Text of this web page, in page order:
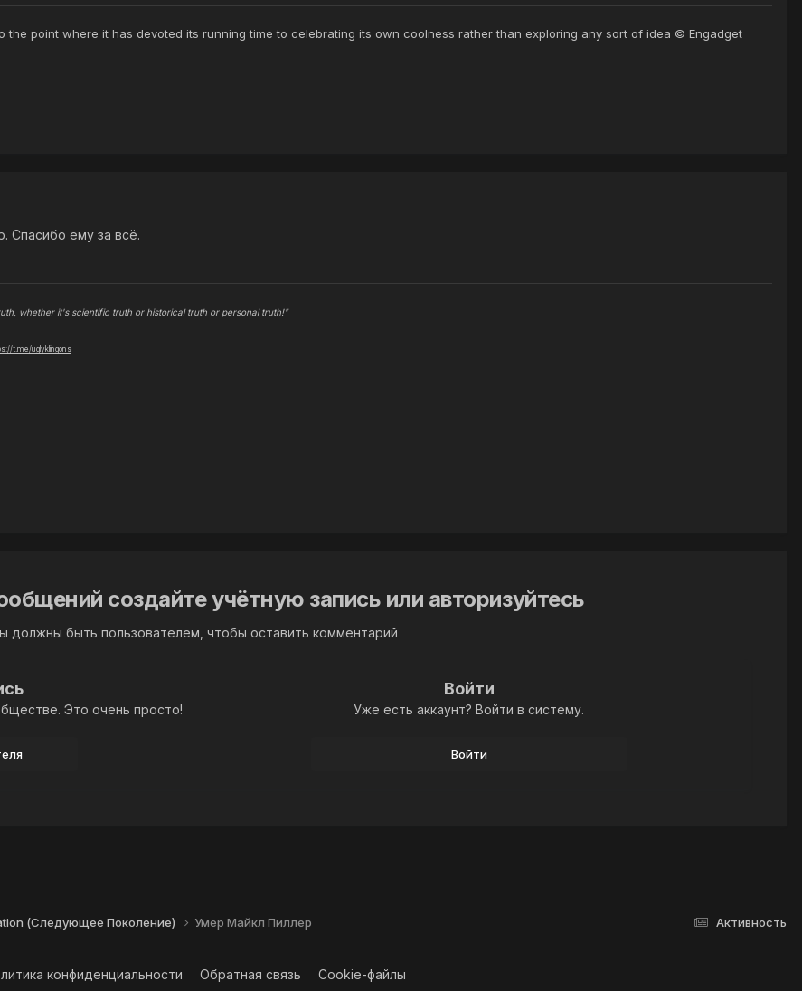
the point where it has devoted its running time to celebrating its own coolness rather than exploring any sort of idea © Engadget
Спасибо ему за всё.
whether it's scientific truth or historical truth or personal truth!"
t.me/uglyklingons
создайте учётную запись или авторизуйтесь
должны быть пользователем, чтобы оставить комментарий
Это очень просто!
Войти
Уже есть аккаунт? Войти в систему.
Войти
Активность
(Следующее Поколение) Умер Майкл Пиллер
конфиденциальности Обратная связь Cookie-файлы